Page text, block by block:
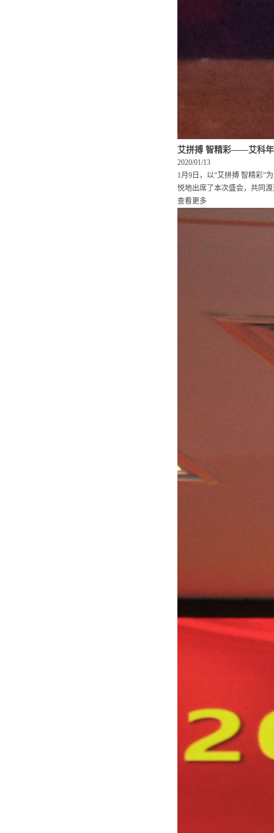
艾拼搏 智精彩——艾科年
2020/01/13
1月9日，以“艾拼搏 智精彩”
悦地出席了本次盛会，共同
查看更多